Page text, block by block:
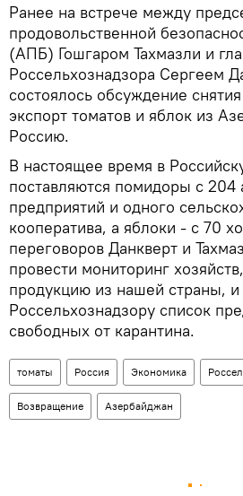
Ранее на встрече между
продовольственной
(АПБ) Гошгаром Тахмазли и
Россельхознадзора Сергеем
состоялось обсуждение
экспорт томатов и яблок из
Россию.
В настоящее время в
поставляются помидоры с 204
предприятий и одного
кооператива, а яблоки - с 70
переговоров Данкверт и
провести мониторинг
продукцию из нашей страны, и
Россельхознадзору список
свободных от карантина.
томаты Россия Экономика
Возвращение Азербайджан